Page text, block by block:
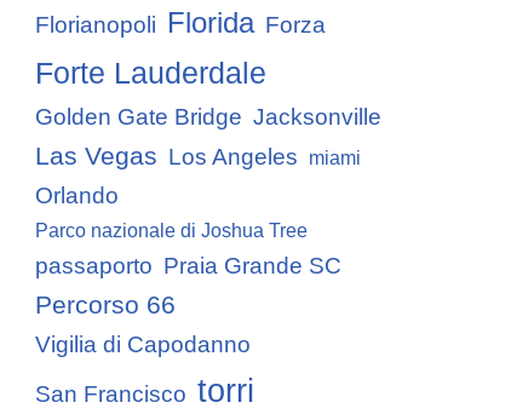
Florianopoli Florida Forza
Forte Lauderdale
Golden Gate Bridge Jacksonville
Las Vegas Los Angeles miami
Orlando
Parco nazionale di Joshua Tree
passaporto Praia Grande SC
Percorso 66
Vigilia di Capodanno
San Francisco torri